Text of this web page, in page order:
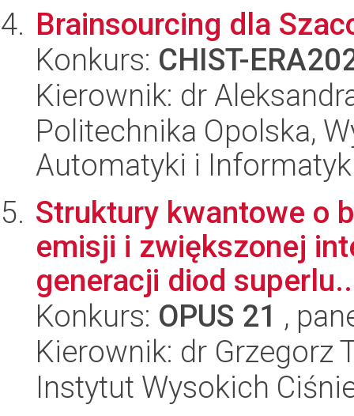
Brainsourcing dla
Konkurs: CHIST-
Kierownik: dr
Politechnika Opolska,
Automatyki i
Struktury kwantowe o
emisji i zwiększonej
generacji diod
Konkurs: OPUS 21 ,
Kierownik: dr Grzegorz
Instytut Wysokich